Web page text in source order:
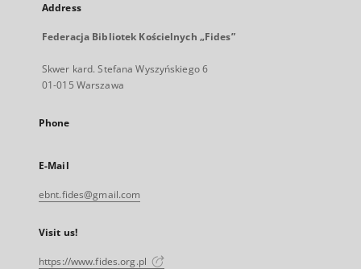
Address
Federacja Bibliotek Kościelnych „Fides”
Skwer kard. Stefana Wyszyńskiego 6
01-015 Warszawa
Phone
E-Mail
ebnt.fides@gmail.com
Visit us!
https://www.fides.org.pl